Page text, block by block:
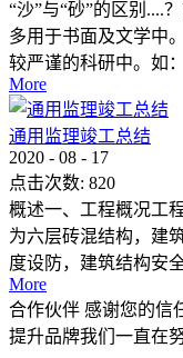
“沙”与“砂”的区别....
多用于书面及文学中
较严谨的科研中。如
More
通用监理竣工总结
2020 - 08 - 17
点击次数: 820
概述一、工程概况工
为六层砖混结构，建
度设防，建筑结构安
More
合作伙伴 感谢您的信
提升品牌我们一直在